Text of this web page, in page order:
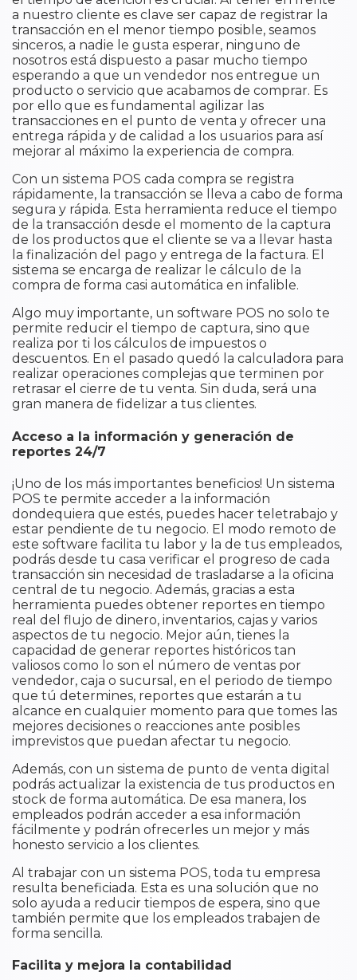
a nuestro cliente es clave ser capaz de registrar la
transacción en el menor tiempo posible, seamos
sinceros, a nadie le gusta esperar, ninguno de
nosotros está dispuesto a pasar mucho tiempo
esperando a que un vendedor nos entregue un
producto o servicio que acabamos de comprar. Es
por ello que es fundamental agilizar las
transacciones en el punto de venta y ofrecer una
entrega rápida y de calidad a los usuarios para así
mejorar al máximo la experiencia de compra.
Con un sistema POS cada compra se registra
rápidamente, la transacción se lleva a cabo de forma
segura y rápida. Esta herramienta reduce el tiempo
de la transacción desde el momento de la captura
de los productos que el cliente se va a llevar hasta
la finalización del pago y entrega de la factura. El
sistema se encarga de realizar le cálculo de la
compra de forma casi automática en infalible.
Algo muy importante, un software POS no solo te
permite reducir el tiempo de captura, sino que
realiza por ti los cálculos de impuestos o
descuentos. En el pasado quedó la calculadora para
realizar operaciones complejas que terminen por
retrasar el cierre de tu venta. Sin duda, será una
gran manera de fidelizar a tus clientes.
Acceso a la información y generación de
reportes 24/7
¡Uno de los más importantes beneficios! Un sistema
POS te permite acceder a la información
dondequiera que estés, puedes hacer teletrabajo y
estar pendiente de tu negocio. El modo remoto de
este software facilita tu labor y la de tus empleados,
podrás desde tu casa verificar el progreso de cada
transacción sin necesidad de trasladarse a la oficina
central de tu negocio. Además, gracias a esta
herramienta puedes obtener reportes en tiempo
real del flujo de dinero, inventarios, cajas y varios
aspectos de tu negocio. Mejor aún, tienes la
capacidad de generar reportes históricos tan
valiosos como lo son el número de ventas por
vendedor, caja o sucursal, en el periodo de tiempo
que tú determines, reportes que estarán a tu
alcance en cualquier momento para que tomes las
mejores decisiones o reacciones ante posibles
imprevistos que puedan afectar tu negocio.
Además, con un sistema de punto de venta digital
podrás actualizar la existencia de tus productos en
stock de forma automática. De esa manera, los
empleados podrán acceder a esa información
fácilmente y podrán ofrecerles un mejor y más
honesto servicio a los clientes.
Al trabajar con un sistema POS, toda tu empresa
resulta beneficiada. Esta es una solución que no
solo ayuda a reducir tiempos de espera, sino que
también permite que los empleados trabajen de
forma sencilla.
Facilita y mejora la contabilidad